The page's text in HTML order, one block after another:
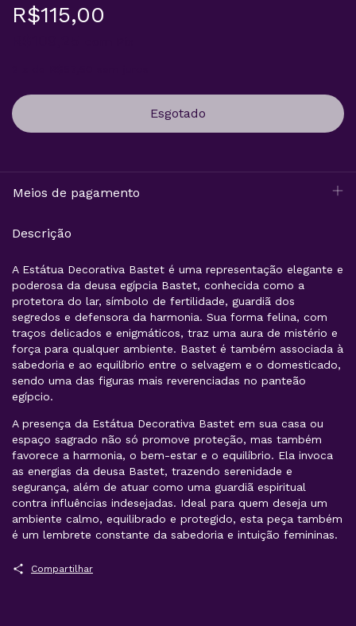
R$115,00
Meios de pagamento
Descrição
A Estátua Decorativa Bastet é uma representação elegante e
poderosa da deusa egípcia Bastet, conhecida como a
protetora do lar, símbolo de fertilidade, guardiã dos
segredos e defensora da harmonia. Sua forma felina, com
traços delicados e enigmáticos, traz uma aura de mistério e
força para qualquer ambiente. Bastet é também associada à
sabedoria e ao equilíbrio entre o selvagem e o domesticado,
sendo uma das figuras mais reverenciadas no panteão
egípcio.
A presença da Estátua Decorativa Bastet em sua casa ou
espaço sagrado não só promove proteção, mas também
favorece a harmonia, o bem-estar e o equilíbrio. Ela invoca
as energias da deusa Bastet, trazendo serenidade e
segurança, além de atuar como uma guardiã espiritual
contra influências indesejadas. Ideal para quem deseja um
ambiente calmo, equilibrado e protegido, esta peça também
é um lembrete constante da sabedoria e intuição femininas.
Compartilhar